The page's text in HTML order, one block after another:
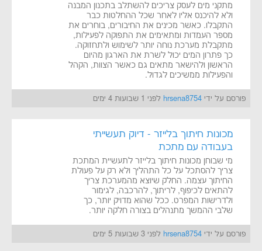
מתקני מים לעסק צריכים להשתלב בתכנון המבנה
ולא להיכנס אליו לאחר שכל ההחלטות כבר
התקבלו. כאשר מכינים את החיבורים, בוחרים את
מספר העמדות ומתאימים את התפוקה לפעילות,
מתקבלת מערכת נוחה יותר לשימוש ולתחזוקה.
כך פתרון המים יכול לשרת את הארגון מהיום
הראשון ולהישאר מתאים גם כאשר הצוות, הקהל
והפעילות ממשיכים לגדול.
פורסם על ידי hrsena8754 לפני 1 שבועות 4 ימים
מכונות חיתוך בלייזר - דיוק תעשייתי
בעבודה עם מתכת
מי שבוחן מכונות חיתוך בלייזר לתעשיית המתכת
צריך להסתכל על כל התהליך ולא רק על פעולת
החיתוך עצמה. החלק שיוצא מהמערכת צריך
להתאים לכיפוף, לריתוך, להרכבה, לגימור
ולדרישות המפרט. ככל שהוא מדויק יותר, כך
שלבי ההמשך מתנהלים בצורה חלקה יותר.
פורסם על ידי hrsena8754 לפני 3 שבועות 5 ימים